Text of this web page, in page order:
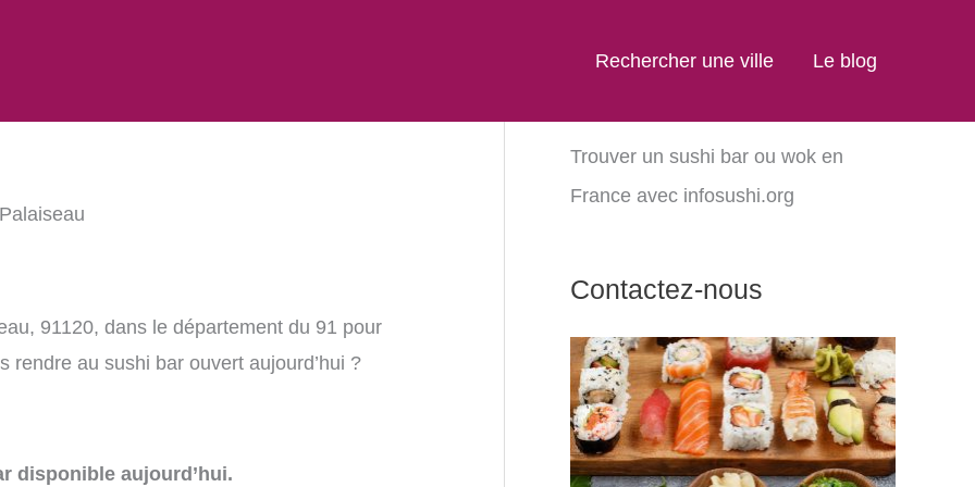
Rechercher une ville Le blog
91120, dans le département du 91 pour
au sushi bar ouvert aujourd’hui ?
disponible aujourd’hui.
Trouver un sushi bar ou wok en
France avec infosushi.org
Contactez-nous